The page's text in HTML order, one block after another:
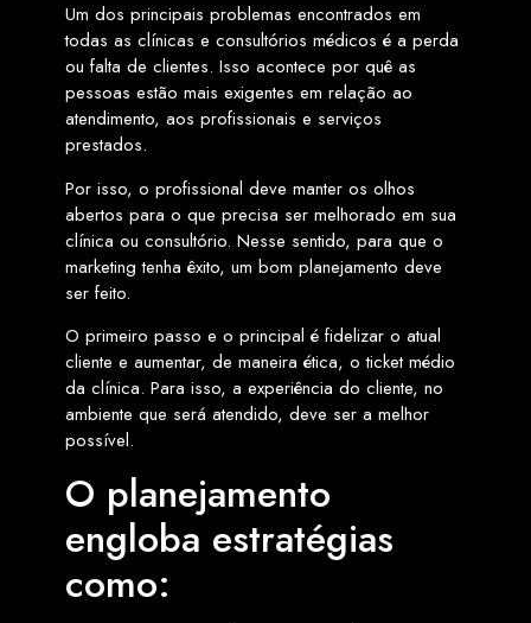
Um dos principais problemas encontrados em
todas as clínicas e consultórios médicos é a perda
ou falta de clientes. Isso acontece por quê as
pessoas estão mais exigentes em relação ao
atendimento, aos profissionais e serviços
prestados.
Por isso, o profissional deve manter os olhos
abertos para o que precisa ser melhorado em sua
clínica ou consultório. Nesse sentido, para que o
marketing tenha êxito, um bom planejamento deve
ser feito.
O primeiro passo e o principal é fidelizar o atual
cliente e aumentar, de maneira ética, o ticket médio
da clínica. Para isso, a experiência do cliente, no
ambiente que será atendido, deve ser a melhor
possível.
O planejamento
engloba estratégias
como: